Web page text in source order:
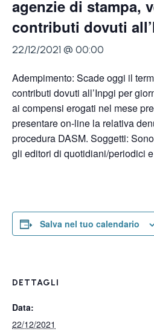
agenzie di stampa,
contributi dovuti
22/12/2021 @ 00:00
Adempimento: Scade oggi il
contributi dovuti all’Inpgi per
ai compensi erogati nel mese
presentare on-line la relativa
procedura DASM. Soggetti:
gli editori di quotidiani/periodici
Salva nel tuo calendario
DETTAGLI
Data:
22/12/2021